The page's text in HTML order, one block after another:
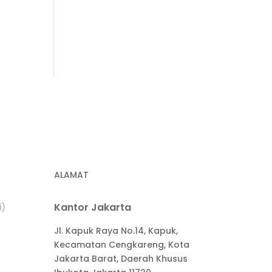
ALAMAT
Kantor Jakarta
Jl. Kapuk Raya No.14, Kapuk,
Kecamatan Cengkareng, Kota
Jakarta Barat, Daerah Khusus